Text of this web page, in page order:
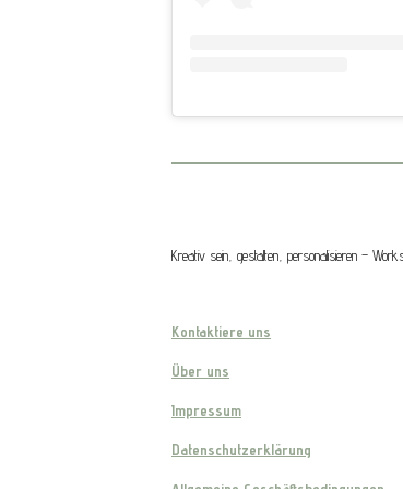
Kreativ sein, gestalten, personalisieren –
Kontaktiere uns
Über uns
Impressum
Datenschutzerklärung